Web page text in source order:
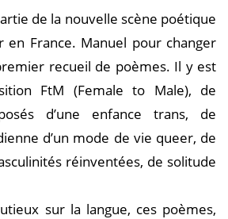
de la nouvelle scène poétique
France. Manuel pour changer
recueil de poèmes. Il y est
FtM (Female to Male), de
d’une enfance trans, de
d’un mode de vie queer, de
réinventées, de solitude
sur la langue, ces poèmes,